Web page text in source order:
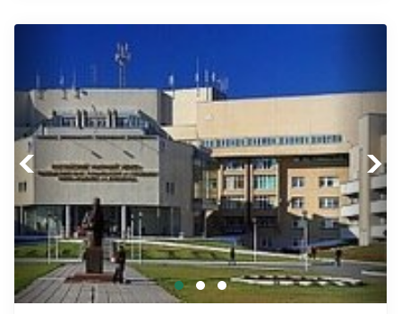
Previous Next